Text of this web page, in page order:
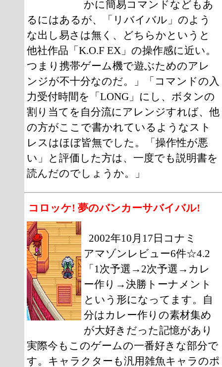
かに簡易コマンドなどもあ
るにはあるが、「リバイバル」のよう
な出し易さは無く、どちらかというと
他社作品「K.O.F EX」の操作感に近い。
つまり携帯ゲーム機で遊ぶためのアレ
ンジが不十分なのだ。」「コマンドの入
力受付時間を「LONG」にし、ボタンの
割り当てを自分流にアレンジすれば、他
の方がここで書かれているようなスト
レスはほぼ皆無でした。「操作性が悪
い」と評価した方は、一度でも説明書を
読んだのでしょうか。」
コロッケ! 夢のバンカーサバイバル!
2002年10月17日コナミ
アマゾンレビュー6件☆4.2
「1次予選→2次予選→カレ
ー作り→決勝トーナメント
という形になってます。自
分はカレー作りの素材集め
が大好きだった記憶があり
実際今もこのゲームの一番好きな部分で
す。キャラクターも汎用雑魚キャラのポ